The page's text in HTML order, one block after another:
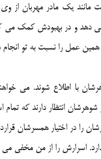
مانند يک مادر مهربان
دهد و در بهبودش کمک مي
عمل را نسبت به تو انجام
با اطلاع شوند. مي
انتظار دارند که تمام
را در اختيار همسرشان
اسرارش را از من مخفي